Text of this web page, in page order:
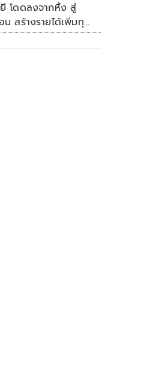
ยี โดดลงจากหิ้ง สู่
น สร้างรายได้เพิ่มทุก